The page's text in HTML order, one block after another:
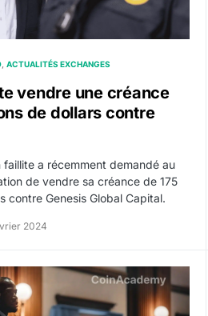
ACTUALITÉS EXCHANGES
vendre une créance
de dollars contre
faillite a récemment demandé au
de vendre sa créance de 175
contre Genesis Global Capital.
2024
réduire sa dette envers